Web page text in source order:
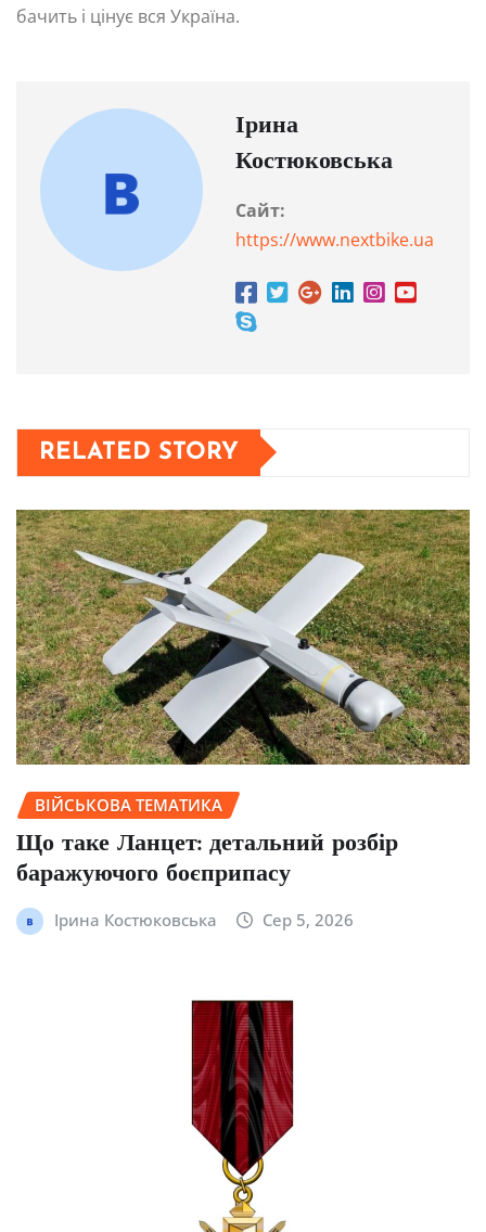
бачить і цінує вся Україна.
Ірина
Костюковська
Сайт:
https://www.nextbike.ua
RELATED STORY
ВІЙСЬКОВА ТЕМАТИКА
Що таке Ланцет: детальний розбір
баражуючого боєприпасу
Ірина Костюковська Сер 5, 2026